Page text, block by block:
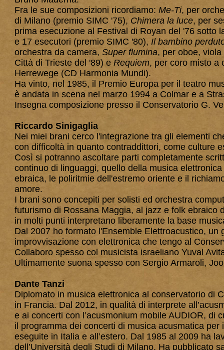
Fra le sue composizioni ricordiamo: Me-Ti, per
di Milano (premio SIMC '75), Chimera la luce, per
prima esecuzione al Festival di Royan del '76 sotto
e 17 esecutori (premio SIMC '80), Il bambino
orchestra da camera, Super flumina, per oboe,
Città di Trieste del '89) e Requiem, per coro misto a
Herrewege (CD Harmonia Mundi).
Ha vinto, nel 1985, il Premio Europa per il teatro
è andata in scena nel marzo 1994 a Colmar e a
Insegna composizione presso il Conservatorio G.
Riccardo Sinigaglia
Nei miei brani cerco l'integrazione tra gli elementi
con difficoltà in quanto contraddittori, come culture
Così si potranno ascoltare parti completamente
continuo di linguaggi, quello della musica
ebraica, le poliritmie dell'estremo oriente e il
amore.
I brani sono concepiti per solisti ed orchestra
futurismo di Rossana Maggia, al jazz e folk ebraico
in molti punti interpretano liberamente la base
Dal 2007 ho formato l'Ensemble Elettroacustico,
improvvisazione con elettronica che tengo al
Collaboro spesso col musicista israeliano Yuval
Ultimamente suona spesso con Sergio Armaroli,
Dante Tanzi
Diplomato in musica elettronica al conservatorio di
in Francia. Dal 2012, in qualità di interprete
e ai concerti con l’acusmonium mobile AUDIOR, di
il programma dei concerti di musica acusmatica per
eseguite in Italia e all’estero. Dal 1985 al 2009 ha
dell’Università degli Studi di Milano. Ha pubblicato